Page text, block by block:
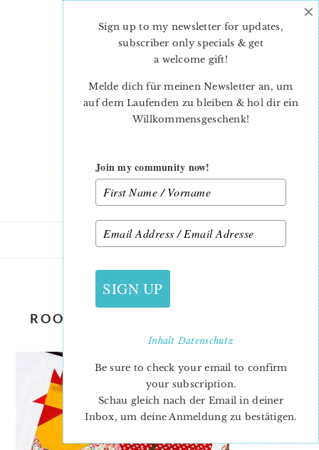
ROOSTER QUILT BLOCK – EASTER
QUILT PATTERN
Sign up to my newsletter for updates,
subscriber only specials & get
a welcome gift!
Melde dich für meinen Newsletter an, um
auf dem Laufenden zu bleiben & hol dir ein
Willkommensgeschenk!
Join my community now!
SIGN UP
InhaltDatenschutz
Be sure to check your email to confirm
your subscription.
Schau gleich nach der Email in deiner
Inbox, um deine Anmeldung zu bestätigen.
×